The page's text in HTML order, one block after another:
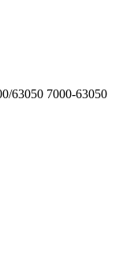
63050 7000-63050